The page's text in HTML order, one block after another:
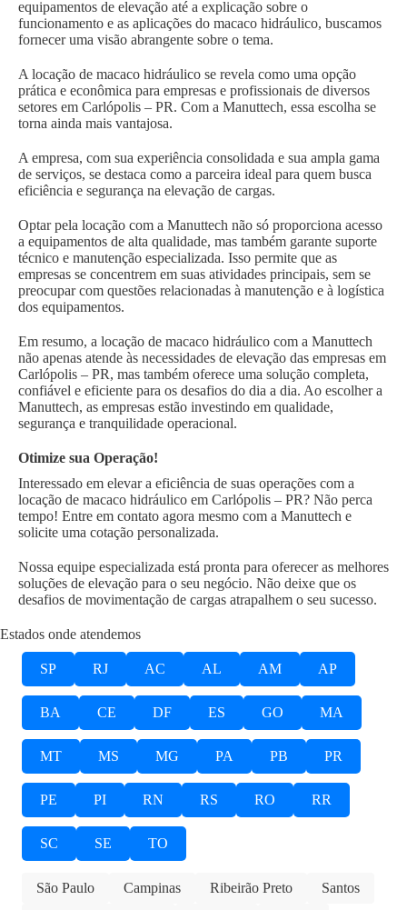
equipamentos de elevação até a explicação sobre o
funcionamento e as aplicações do macaco hidráulico, buscamos
fornecer uma visão abrangente sobre o tema.
A locação de macaco hidráulico se revela como uma opção
prática e econômica para empresas e profissionais de diversos
setores em Carlópolis – PR. Com a Manuttech, essa escolha se
torna ainda mais vantajosa.
A empresa, com sua experiência consolidada e sua ampla gama
de serviços, se destaca como a parceira ideal para quem busca
eficiência e segurança na elevação de cargas.
Optar pela locação com a Manuttech não só proporciona acesso
a equipamentos de alta qualidade, mas também garante suporte
técnico e manutenção especializada. Isso permite que as
empresas se concentrem em suas atividades principais, sem se
preocupar com questões relacionadas à manutenção e à logística
dos equipamentos.
Em resumo, a locação de macaco hidráulico com a Manuttech
não apenas atende às necessidades de elevação das empresas em
Carlópolis – PR, mas também oferece uma solução completa,
confiável e eficiente para os desafios do dia a dia. Ao escolher a
Manuttech, as empresas estão investindo em qualidade,
segurança e tranquilidade operacional.
Otimize sua Operação!
Interessado em elevar a eficiência de suas operações com a
locação de macaco hidráulico em Carlópolis – PR? Não perca
tempo! Entre em contato agora mesmo com a Manuttech e
solicite uma cotação personalizada.
Nossa equipe especializada está pronta para oferecer as melhores
soluções de elevação para o seu negócio. Não deixe que os
desafios de movimentação de cargas atrapalhem o seu sucesso.
Estados onde atendemos
SP RJ AC AL AM AP
BA CE DF ES GO MA
MT MS MG PA PB PR
PE PI RN RS RO RR
SC SE TO
São Paulo Campinas Ribeirão Preto
Santos